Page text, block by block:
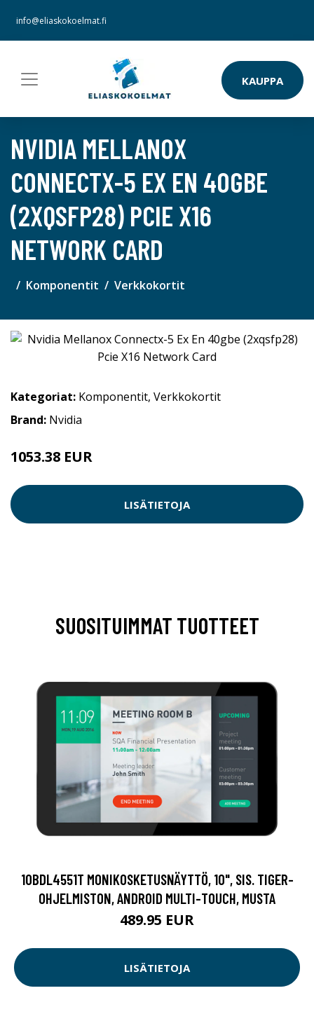
info@eliaskokoelmat.fi
KAUPPA
NVIDIA MELLANOX
CONNECTX-5 EX EN 40GBE
(2XQSFP28) PCIE X16
NETWORK CARD
Komponentit Verkkokortit
Kategoriat: Komponentit, Verkkokortit
Brand: Nvidia
1053.38 EUR
LISÄTIETOJA
SUOSITUIMMAT TUOTTEET
10BDL4551T MONIKOSKETUSNÄYTTÖ, 10", SIS. TIGER-
OHJELMISTON, ANDROID MULTI-TOUCH, MUSTA
489.95 EUR
LISÄTIETOJA